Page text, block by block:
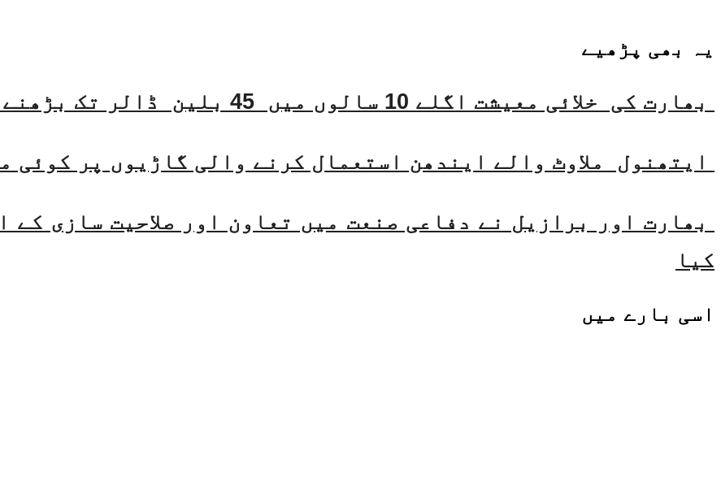
یہ بھی پڑھیے
بھارت کی خلائی معیشت اگلے 10 سالوں میں 45 بلین ڈالر تک بڑھنے کی توقع ہے۔ جتیندر سنگھ
ایتھنول ملاوٹ والے ایندھن استعمال کرنے والی گاڑیوں پر کوئی
بھارت اور برازیل نے دفاعی صنعت میں تعاون اور صلاحیت سازی
کیا
اسی بارے میں